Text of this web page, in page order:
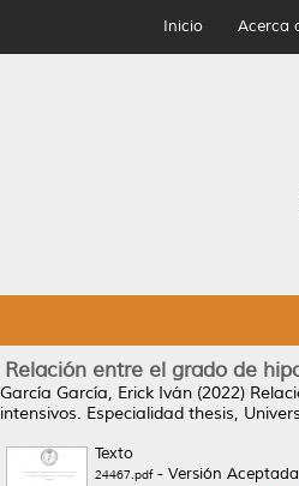
Inicio Acerca
Relación entre el grado de
García García, Erick Iván (2022)
intensivos. Especialidad thesis,
Texto
24467.pdf- Versión Aceptada